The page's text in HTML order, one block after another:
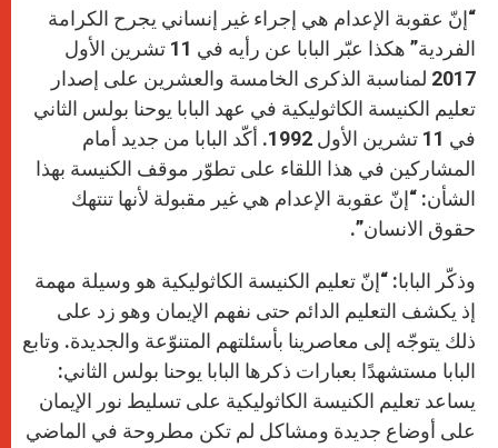
p
g
e
r
o
k
r
“إنّ عقوبة الإعدام هي إجراء غير إنساني يجرح الكرامة
الفردية” هكذا عبّر البابا عن رأيه في 11 تشرين الأول
2017 لمناسبة الذكرى الخامسة والعشرين على إصدار
تعليم الكنيسة الكاثوليكية في عهد البابا يوحنا بولس الثاني
في 11 تشرين الأول 1992. أكّد البابا من جديد أمام
المشاركين في هذا اللقاء على تطوّر موقف الكنيسة بهذا
الشأن: “إنّ عقوبة الإعدام هي غير مقبولة لأنها تنتهك
حقوق الانسان”.
وذكّر البابا: “إنّ تعليم الكنيسة الكاثوليكية هو وسيلة مهمة
إذ يكشف التعليم الدائم حتى نفهم الإيمان وهو زد على
ذلك يتوجّه إلى معاصرينا بأسئلتهم المتنوّعة والجديدة. وتابع
البابا مستشهدًا بعبارات ذكرها البابا يوحنا بولس الثاني:
يساعد تعليم الكنيسة الكاثوليكية على تسليط نور الإيمان
على أوضاع جديدة ومشاكل لم تكن مطروحة في الماضي